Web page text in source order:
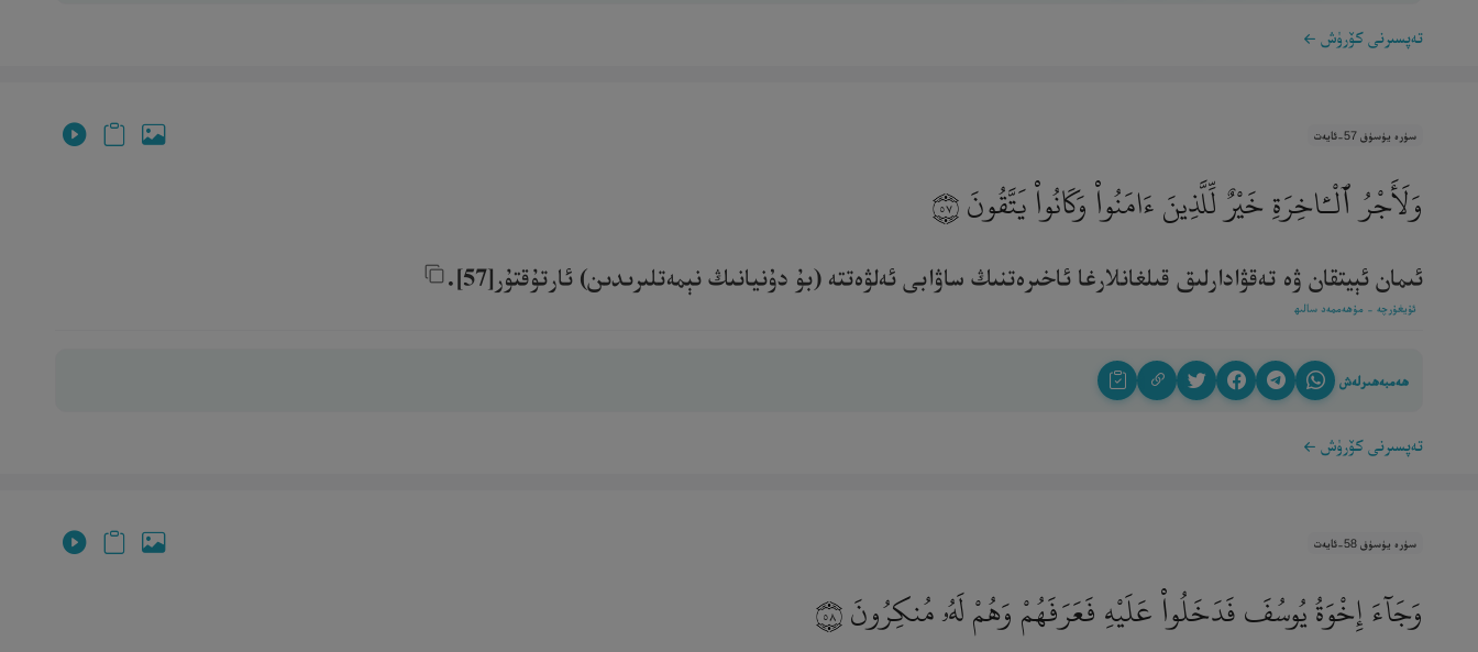
تەپسىرنى كۆرۈش
سۈرە يۈسۈف 57-ئايەت
وَلَأَجْرُ ٱلْـَٔاخِرَةِ خَيْرٌ لِّلَّذِينَ ءَامَنُوا۟ وَكَانُوا۟ يَتَّقُونَ ٥٧
ئىمان ئېيتقان ۋە تەقۋادارلىق قىلغانلارغا ئاخىرەتنىڭ ساۋابى ئەلۋەتتە (بۇ دۇنيانىڭ نېمەتلىرىدىن) ئارتۇقتۇر[57].‎
ئۇيغۇرچە - مۇھەممەد سالىھ
ھەمبەھىرلەش
تەپسىرنى كۆرۈش
سۈرە يۈسۈف 58-ئايەت
وَجَآءَ إِخْوَةُ يُوسُفَ فَدَخَلُوا۟ عَلَيْهِ فَعَرَفَهُمْ وَهُمْ لَهُۥ مُنكِرُونَ ٥٨